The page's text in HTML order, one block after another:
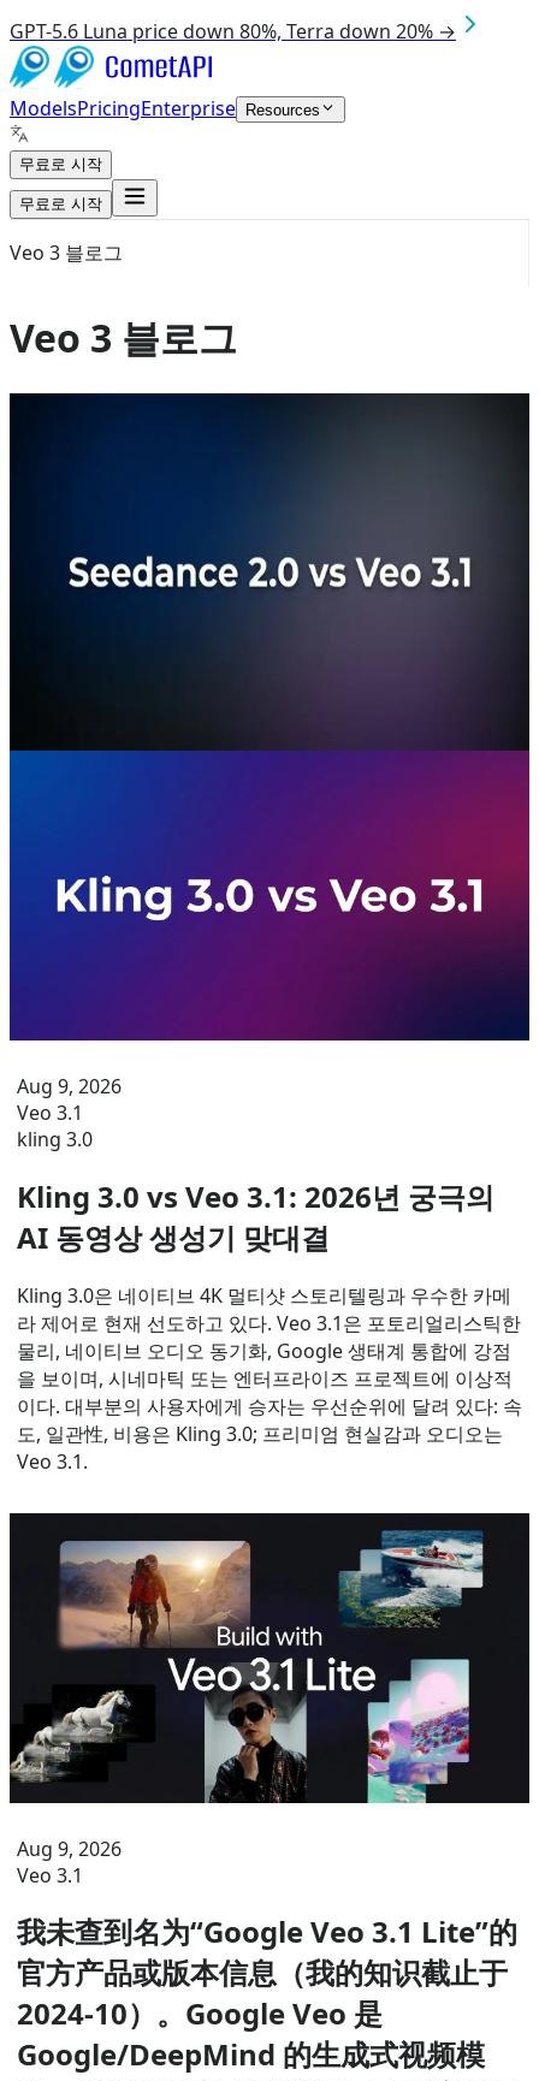
GPT-5.6 Luna price down 80%, Terra down 20% →
ModelsPricingEnterprise Resources
무료로 시작
무료로 시작
Veo 3 블로그
Veo 3 블로그
2026년 AI 영상 생성 맞대결
Aug 9, 2026
Veo 3.1
kling 3.0
Kling 3.0 vs Veo 3.1: 2026년 궁극의
AI 동영상 생성기 맞대결
Kling 3.0은 네이티브 4K 멀티샷 스토리텔링과 우수한 카메
라 제어로 현재 선도하고 있다. Veo 3.1은 포토리얼리스틱한
물리, 네이티브 오디오 동기화, Google 생태계 통합에 강점
을 보이며, 시네마틱 또는 엔터프라이즈 프로젝트에 이상적
이다. 대부분의 사용자에게 승자는 우선순위에 달려 있다: 속
도, 일관性, 비용은 Kling 3.0; 프리미엄 현실감과 오디오는
Veo 3.1.
Aug 9, 2026
Veo 3.1
我未查到名为“Google Veo 3.1 Lite”的
官方产品或版本信息（我的知识截止于
2024-10）。Google Veo 是
Google/DeepMind 的生成式视频模